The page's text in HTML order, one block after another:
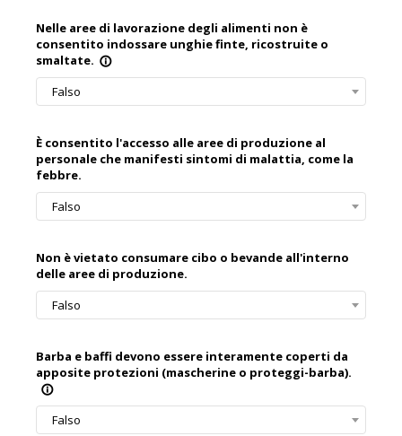
Nelle aree di lavorazione degli alimenti non è
consentito indossare unghie finte, ricostruite o
smaltate. info_outline
Falso
È consentito l'accesso alle aree di produzione al
personale che manifesti sintomi di malattia, come la
febbre.
Falso
Non è vietato consumare cibo o bevande all'interno
delle aree di produzione.
Falso
Barba e baffi devono essere interamente coperti da
apposite protezioni (mascherine o proteggi-barba).
info_outline
Falso